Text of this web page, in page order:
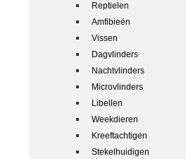
Reptielen
Amfibieën
Vissen
Dagvlinders
Nachtvlinders
Microvlinders
Libellen
Weekdieren
Kreeftachtigen
Stekelhuidigen